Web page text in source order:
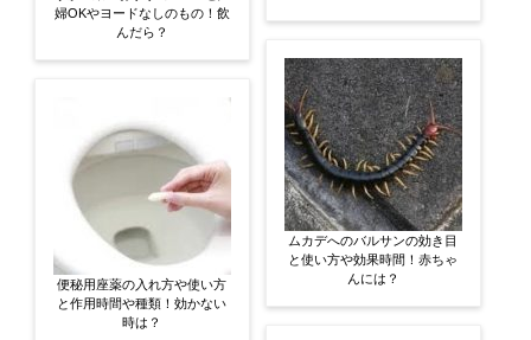
婦OKやヨードなしのもの！飲
んだら？
便秘用座薬の入れ方や使い方
と作用時間や種類！効かない
時は？
ムカデへのバルサンの効き目
と使い方や効果時間！赤ちゃ
んには？